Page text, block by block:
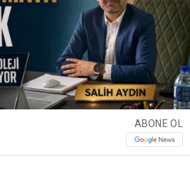
ABONE OL